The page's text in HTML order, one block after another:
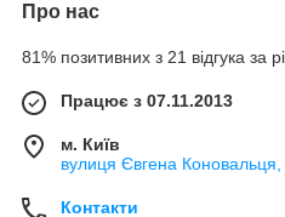
Про нас
81% позитивних з 21 відгука за
Працює з 07.11.2013
м. Київ
вулиця Євгена Коновальця,
Контакти